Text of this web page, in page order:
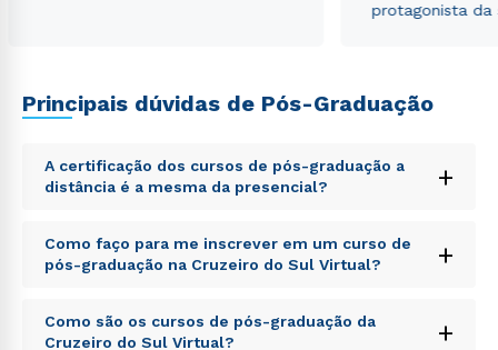
protagonista da
Principais dúvidas de Pós-Graduação
A certificação dos cursos de pós-graduação a
distância é a mesma da presencial?
+
Sed ut perspiciatis unde omnis iste natus error sit
voluptatem accusantium doloremque laudantium,
totam rem aperiam, eaque ipsa quae ab illo inventore
explicabo. Nemo enim ipsam voluptatem quia
voluptas sit aspernatur aut odit aut fugit, sed quia
Como faço para me inscrever em um curso de
pós-graduação na Cruzeiro do Sul Virtual?
+
Sed ut perspiciatis unde omnis iste natus error sit
voluptatem accusantium doloremque laudantium,
Como são os cursos de pós-graduação da
Cruzeiro do Sul Virtual?
+
WhatsApp